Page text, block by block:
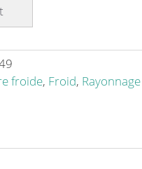
froide, Froid,